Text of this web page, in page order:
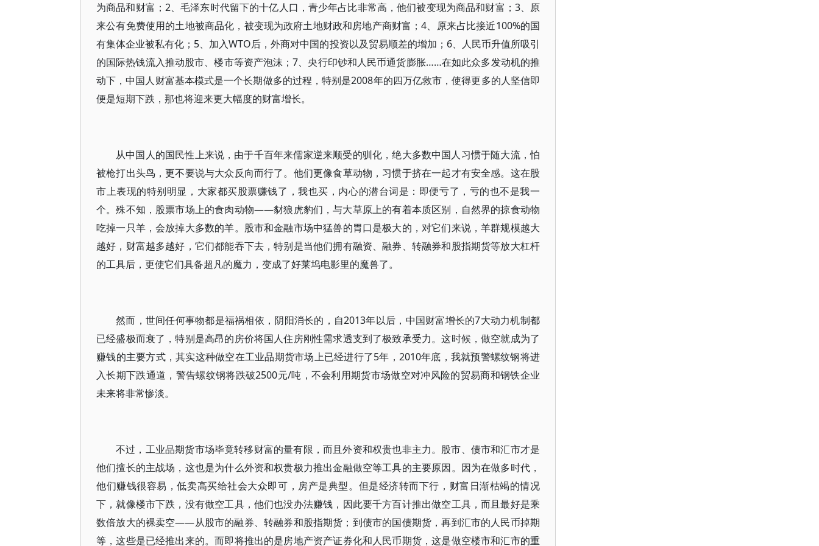
为商品和财富；2、毛泽东时代留下的十亿人口，青少年占比非常高，他们被变现为商品和财富；3、原
来公有免费使用的土地被商品化，被变现为政府土地财政和房地产商财富；4、原来占比接近100%的国
有集体企业被私有化；5、加入WTO后，外商对中国的投资以及贸易顺差的增加；6、人民币升值所吸引
的国际热钱流入推动股市、楼市等资产泡沫；7、央行印钞和人民币通货膨胀……在如此众多发动机的推
动下，中国人财富基本模式是一个长期做多的过程，特别是2008年的四万亿救市，使得更多的人坚信即
便是短期下跌，那也将迎来更大幅度的财富增长。
从中国人的国民性上来说，由于千百年来儒家逆来顺受的驯化，绝大多数中国人习惯于随大流，怕
被枪打出头鸟，更不要说与大众反向而行了。他们更像食草动物，习惯于挤在一起才有安全感。这在股
市上表现的特别明显，大家都买股票赚钱了，我也买，内心的潜台词是：即便亏了，亏的也不是我一
个。殊不知，股票市场上的食肉动物——豺狼虎豹们，与大草原上的有着本质区别，自然界的掠食动物
吃掉一只羊，会放掉大多数的羊。股市和金融市场中猛兽的胃口是极大的，对它们来说，羊群规模越大
越好，财富越多越好，它们都能吞下去，特别是当他们拥有融资、融券、转融券和股指期货等放大杠杆
的工具后，更使它们具备超凡的魔力，变成了好莱坞电影里的魔兽了。
然而，世间任何事物都是福祸相依，阴阳消长的，自2013年以后，中国财富增长的7大动力机制都
已经盛极而衰了，特别是高昂的房价将国人住房刚性需求透支到了极致承受力。这时候，做空就成为了
赚钱的主要方式，其实这种做空在工业品期货市场上已经进行了5年，2010年底，我就预警螺纹钢将进
入长期下跌通道，警告螺纹钢将跌破2500元/吨，不会利用期货市场做空对冲风险的贸易商和钢铁企业
未来将非常惨淡。
不过，工业品期货市场毕竟转移财富的量有限，而且外资和权贵也非主力。股市、债市和汇市才是
他们擅长的主战场，这也是为什么外资和权贵极力推出金融做空等工具的主要原因。因为在做多时代，
他们赚钱很容易，低卖高买给社会大众即可，房产是典型。但是经济转而下行，财富日渐枯竭的情况
下，就像楼市下跌，没有做空工具，他们也没办法赚钱，因此要千方百计推出做空工具，而且最好是乘
数倍放大的裸卖空——从股市的融券、转融券和股指期货；到债市的国债期货，再到汇市的人民币掉期
等，这些是已经推出来的。而即将推出的是房地产资产证券化和人民币期货，这是做空楼市和汇市的重